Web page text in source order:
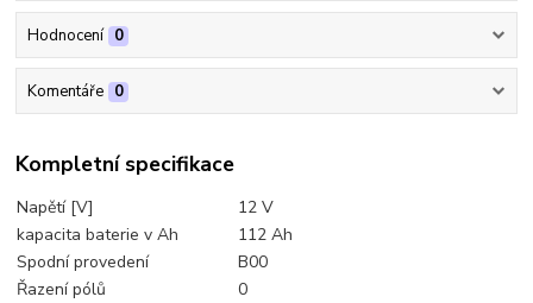
Hodnocení 0
Komentáře 0
Kompletní specifikace
Napětí [V]
12 V
kapacita baterie v Ah
112 Ah
Spodní provedení
B00
Řazení pólů
0